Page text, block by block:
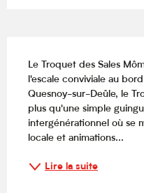
Le Troquet des Sales
l'escale conviviale au
Quesnoy-sur-Deûle, le
plus qu'une simple
intergénérationnel où se
locale et animations...
Lire la suite